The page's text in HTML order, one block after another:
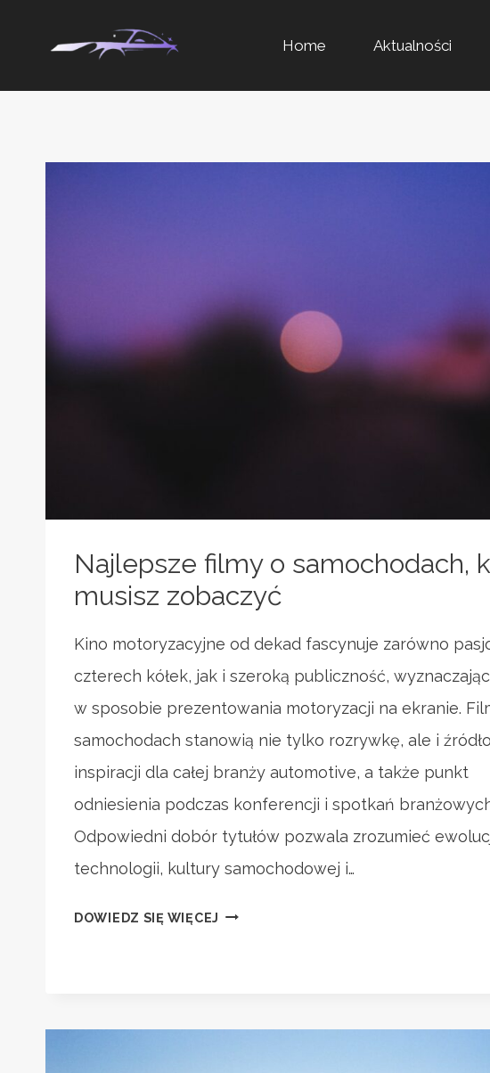
Home Aktualności
Najlepsze filmy o samochodach,
musisz zobaczyć
Kino motoryzacyjne od dekad fascynuje zarówno
czterech kółek, jak i szeroką publiczność,
w sposobie prezentowania motoryzacji na ekranie.
samochodach stanowią nie tylko rozrywkę, ale i źródło
inspiracji dla całej branży automotive, a także punkt
odniesienia podczas konferencji i spotkań
Odpowiedni dobór tytułów pozwala zrozumieć
technologii, kultury samochodowej i…
DOWIEDZ SIĘ WIĘCEJ NAJLEPSZE